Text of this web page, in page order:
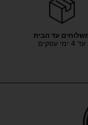
עד הבית
עד 4 ימי עסקים